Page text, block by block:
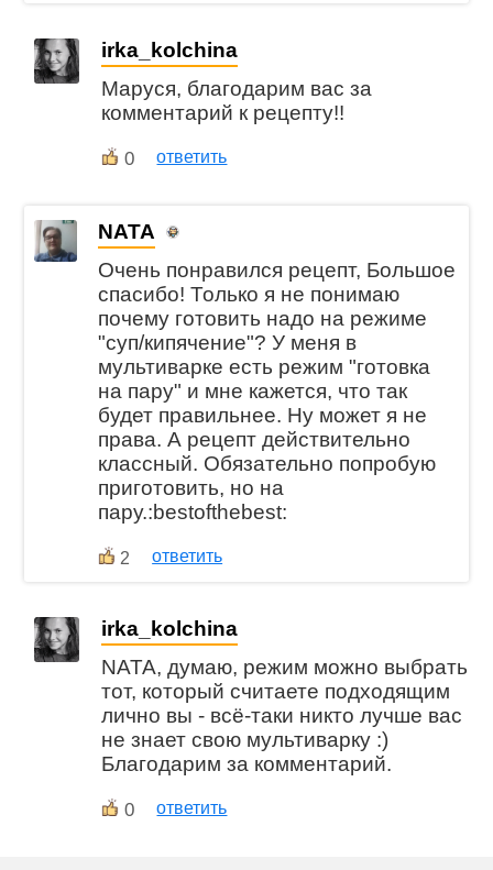
irka_kolchina
Маруся, благодарим вас за
комментарий к рецепту!!
0 ответить
NATA
Очень понравился рецепт, Большое
спасибо! Только я не понимаю
почему готовить надо на режиме
"суп/кипячение"? У меня в
мультиварке есть режим "готовка
на пару" и мне кажется, что так
будет правильнее. Ну может я не
права. А рецепт действительно
классный. Обязательно попробую
приготовить, но на
пару.:bestofthebest:
2 ответить
irka_kolchina
NATA, думаю, режим можно выбрать
тот, который считаете подходящим
лично вы - всё-таки никто лучше вас
не знает свою мультиварку :)
Благодарим за комментарий.
0 ответить